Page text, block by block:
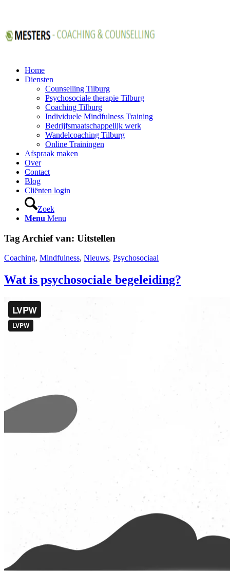
Home
Diensten
Counselling Tilburg
Psychosociale therapie Tilburg
Coaching Tilburg
Individuele Mindfulness Training
Bedrijfsmaatschappelijk werk
Wandelcoaching Tilburg
Online Trainingen
Afspraak maken
Over
Contact
Blog
Cliënten login
Zoek
Menu Menu
Tag Archief van: Uitstellen
Coaching, Mindfulness, Nieuws, Psychosociaal
Wat is psychosociale begeleiding?